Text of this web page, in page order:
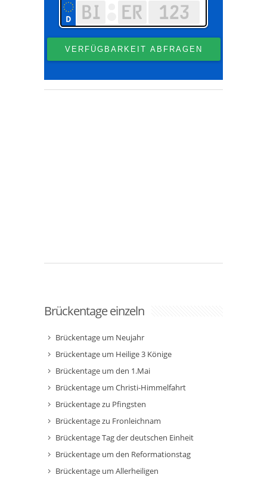
Brückentage einzeln
Brückentage um Neujahr
Brückentage um Heilige 3 Könige
Brückentage um den 1.Mai
Brückentage um Christi-Himmelfahrt
Brückentage zu Pfingsten
Brückentage zu Fronleichnam
Brückentage Tag der deutschen Einheit
Brückentage um den Reformationstag
Brückentage um Allerheiligen